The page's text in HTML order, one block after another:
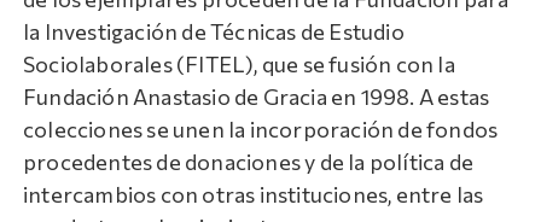
la Investigación de Técnicas de Estudio
Sociolaborales (FITEL), que se fusión con la
Fundación Anastasio de Gracia en 1998. A estas
colecciones se unen la incorporación de fondos
procedentes de donaciones y de la política de
intercambios con otras instituciones, entre las